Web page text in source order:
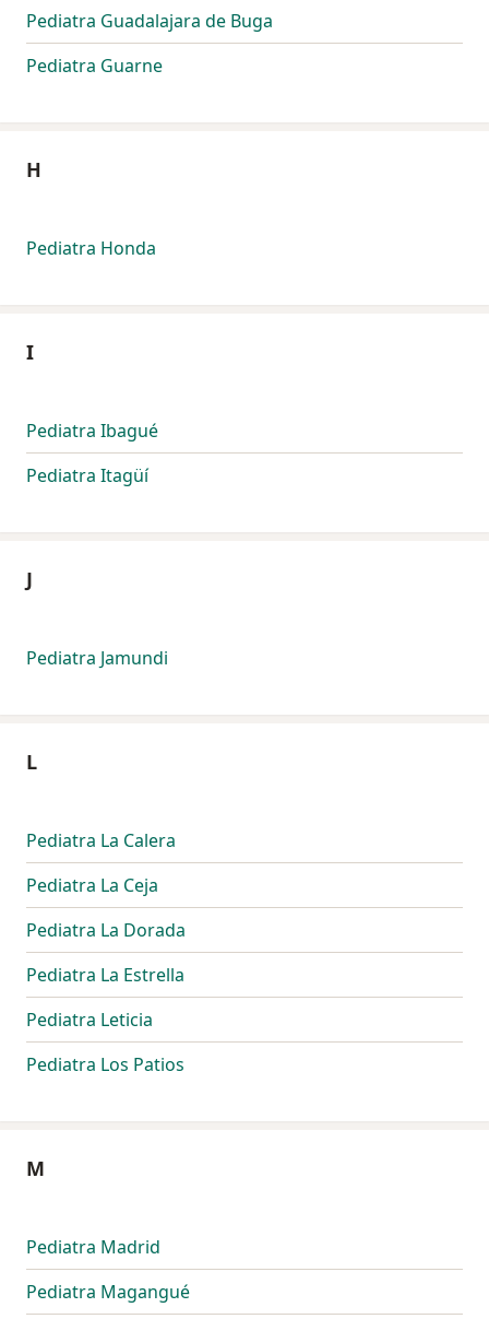
Pediatra Guadalajara de Buga
Pediatra Guarne
H
Pediatra Honda
I
Pediatra Ibagué
Pediatra Itagüí
J
Pediatra Jamundi
L
Pediatra La Calera
Pediatra La Ceja
Pediatra La Dorada
Pediatra La Estrella
Pediatra Leticia
Pediatra Los Patios
M
Pediatra Madrid
Pediatra Magangué